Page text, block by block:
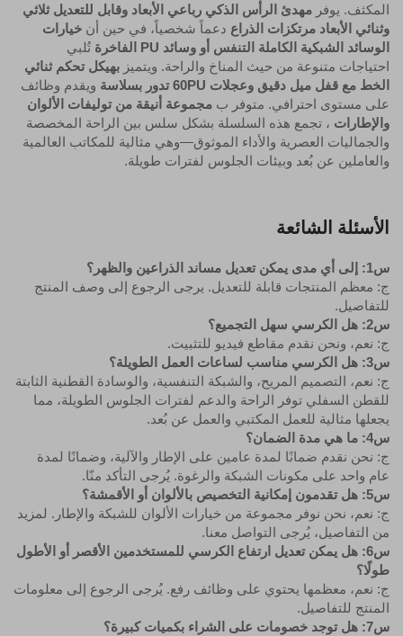
المكثف. يوفر مهدئ الرأس الذكي رباعي الأبعاد وقابل للتعديل ثلاثي
وثنائي الأبعاد مرتكزات الذراع دعماً شخصياً، في حين أن خيارات
الوسائد الشبكية الكاملة التنفس أو وسائد PU الفاخرة
تُلبي
احتياجات متنوعة من حيث المناخ والراحة. ويتميز بهيكل تحكم ثنائي
الخط مع قفل ميل دقيق وعجلات 60PU تدور بسلاسة
ويقدم وظائف
على مستوى احترافي. متوفر ب مجموعة أنيقة من توليفات الألوان
والإطارات ، تجمع هذه السلسلة بشكل سلس بين الراحة المخصصة
والجماليات العصرية والأداء الموثوق—وهي مثالية للمكاتب العالمية
والعاملين عن بُعد وبيئات الجلوس لفترات طويلة.
الأسئلة الشائعة
س1: إلى أي مدى يمكن تعديل مساند الذراعين والظهر؟
ج: معظم المنتجات قابلة للتعديل. يرجى الرجوع إلى وصف المنتج
للتفاصيل.
س2: هل الكرسي سهل التجميع؟
ج: نعم، ونحن نقدم مقاطع فيديو للتثبيت.
س3: هل الكرسي مناسب لساعات العمل الطويلة؟
ج: نعم، التصميم المريح، والشبكة التنفسية، والوسادة القطنية الثابتة
للقطن السفلي توفر الراحة والدعم لفترات الجلوس الطويلة، مما
يجعلها مثالية للعمل المكتبي والعمل عن بُعد.
س4: ما هي مدة الضمان؟
ج: نحن نقدم ضمانًا لمدة عامين على الإطار والآلية، وضمانًا لمدة
عام واحد على مكونات الشبكة والرغوة. يُرجى التأكد منّا.
س5: هل تقدمون إمكانية التخصيص بالألوان أو الأقمشة؟
ج: نعم، نحن نوفر مجموعة من خيارات الألوان للشبكة والإطار. لمزيد
من التفاصيل، يُرجى التواصل معنا.
س6: هل يمكن تعديل ارتفاع الكرسي للمستخدمين الأقصر أو الأطول
طولًا؟
ج: نعم، معظمها يحتوي على وظائف رفع. يُرجى الرجوع إلى معلومات
المنتج للتفاصيل.
س7: هل توجد خصومات على الشراء بكميات كبيرة؟